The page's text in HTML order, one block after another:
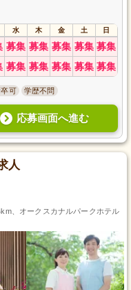
水 木 金 土 日
募集 募集 募集 募集 募集
募集 募集 募集 募集 募集
卒可 学歴不問
応募画面へ進む
人
、オークスカナルパークホテル